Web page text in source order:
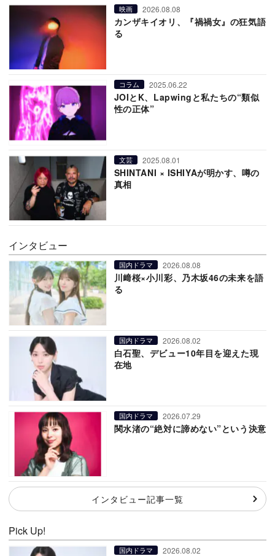
映画 2026.08.08
カンザキイオリ、『禍禍女』の狂気語
る
コラム 2025.06.22
JOIとK、Lapwingと私たちの“類似
性の正体”
文芸 2025.08.01
SHINTANI × ISHIYAが明かす、噂の
真相
インタビュー
国内ドラマ 2026.08.08
川﨑桜×小川彩、乃木坂46の未来を語
る
国内ドラマ 2026.08.02
白石聖、デビュー10年目を迎えた現
在地
国内ドラマ 2026.07.29
関水渚の“絶対に諦めない”という決意
インタビュー記事一覧
Pick Up!
国内ドラマ 2026.08.02